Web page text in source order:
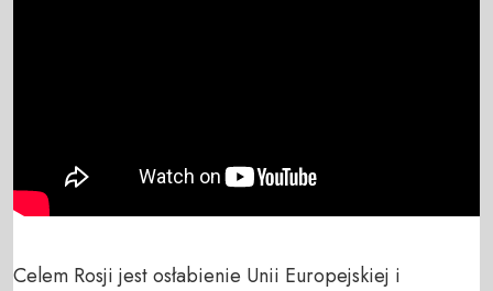
Celem Rosji jest osłabienie Unii Europejskiej i